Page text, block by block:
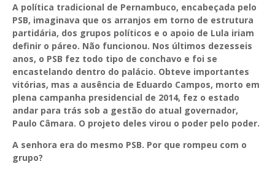
A política tradicional de Pernambuco, encabeçada pelo
PSB, imaginava que os arranjos em torno de estrutura
partidária, dos grupos políticos e o apoio de Lula iriam
definir o páreo. Não funcionou. Nos últimos dezesseis
anos, o PSB fez todo tipo de conchavo e foi se
encastelando dentro do palácio. Obteve importantes
vitórias, mas a ausência de Eduardo Campos, morto em
plena campanha presidencial de 2014, fez o estado
andar para trás sob a gestão do atual governador,
Paulo Câmara. O projeto deles virou o poder pelo poder.
A senhora era do mesmo PSB. Por que rompeu com o
grupo?